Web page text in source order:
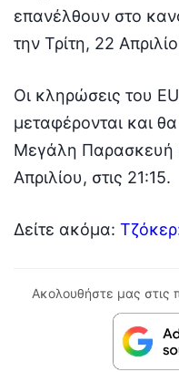
επανέλθουν στο
την Τρίτη, 22
Οι κληρώσεις του
μεταφέρονται και
Μεγάλη Παρασκευή
Απριλίου, στις 21:15.
Δείτε ακόμα:
Ακολουθήστε μας στις